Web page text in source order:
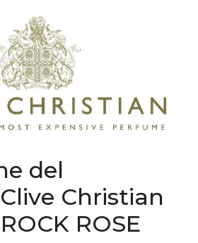
del
Christian
ROSE